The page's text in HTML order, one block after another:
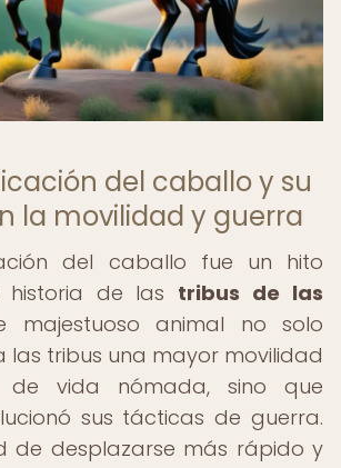
del caballo y su
la movilidad y guerra
del caballo fue un hito
de las tribus de las
majestuoso animal no solo
las tribus una mayor movilidad
vida nómada, sino que
sus tácticas de guerra.
de desplazarse más rápido y